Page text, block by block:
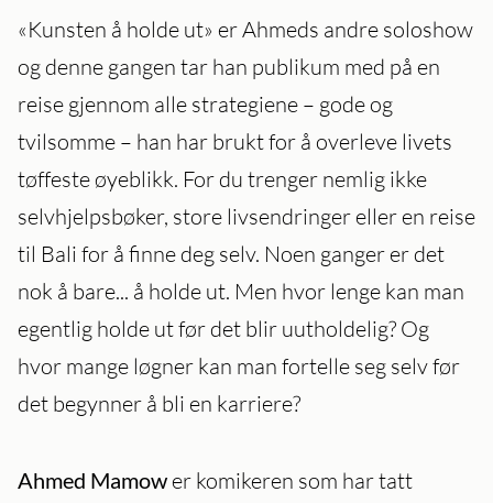
«Kunsten å holde ut» er Ahmeds andre soloshow
og denne gangen tar han publikum med på en
reise gjennom alle strategiene – gode og
tvilsomme – han har brukt for å overleve livets
tøffeste øyeblikk. For du trenger nemlig ikke
selvhjelpsbøker, store livsendringer eller en reise
til Bali for å finne deg selv. Noen ganger er det
nok å bare... å holde ut. Men hvor lenge kan man
egentlig holde ut før det blir uutholdelig? Og
hvor mange løgner kan man fortelle seg selv før
det begynner å bli en karriere?
Ahmed Mamower komikeren som har tatt